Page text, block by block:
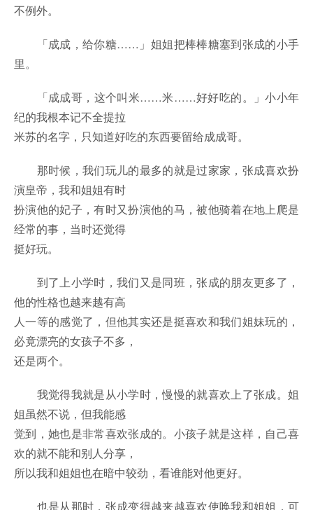
不例外。
「成成，给你糖……」姐姐把棒棒糖塞到张成的小手
里。
「成成哥，这个叫米……米……好好吃的。」小小年
纪的我根本记不全提拉
米苏的名字，只知道好吃的东西要留给成成哥。
那时候，我们玩儿的最多的就是过家家，张成喜欢扮
演皇帝，我和姐姐有时
扮演他的妃子，有时又扮演他的马，被他骑着在地上爬是
经常的事，当时还觉得
挺好玩。
到了上小学时，我们又是同班，张成的朋友更多了，
他的性格也越来越有高
人一等的感觉了，但他其实还是挺喜欢和我们姐妹玩的，
必竟漂亮的女孩子不多，
还是两个。
我觉得我就是从小学时，慢慢的就喜欢上了张成。姐
姐虽然不说，但我能感
觉到，她也是非常喜欢张成的。小孩子就是这样，自己喜
欢的就不能和别人分享，
所以我和姐姐也在暗中较劲，看谁能对他更好。
也是从那时，张成变得越来越喜欢使唤我和姐姐，可